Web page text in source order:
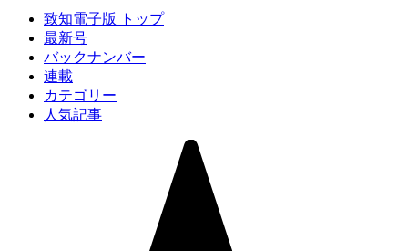
致知電子版 トップ
最新号
バックナンバー
連載
カテゴリー
人気記事